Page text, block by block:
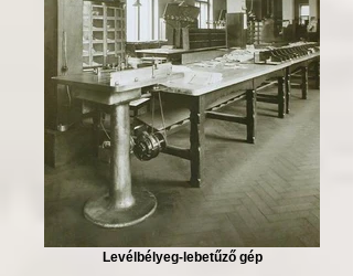
Levélbélyeg-lebetűző gép